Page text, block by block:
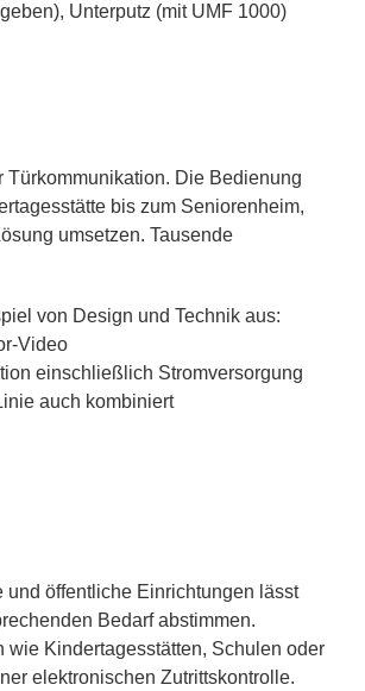
Unterputz (mit UMF 1000)
Die Bedienung
bis zum Seniorenheim,
umsetzen. Tausende
von Design und Technik aus:
Video
einschließlich Stromversorgung
auch kombiniert
öffentliche Einrichtungen lässt
Bedarf abstimmen.
Kindertagesstätten, Schulen oder
elektronischen Zutrittskontrolle.